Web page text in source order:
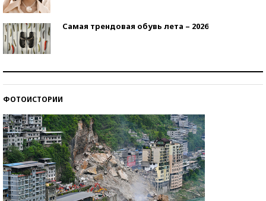
Самая трендовая обувь лета – 2026
ФОТОИСТОРИИ